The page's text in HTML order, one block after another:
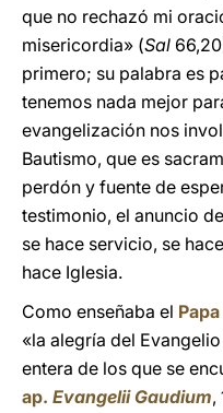
que no rechazó mi
misericordia» (Sal
primero; su palabra es
tenemos nada mejor
evangelización nos
Bautismo, que es
perdón y fuente de
testimonio, el anuncio
se hace servicio, se
hace Iglesia.
Como enseñaba el
«la alegría del
entera de los que se
ap. Evangelii Gaudium,